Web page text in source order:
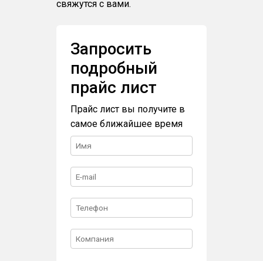
свяжутся с вами.
Запросить
подробный
прайс лист
Прайс лист вы получите в
самое ближайшее время